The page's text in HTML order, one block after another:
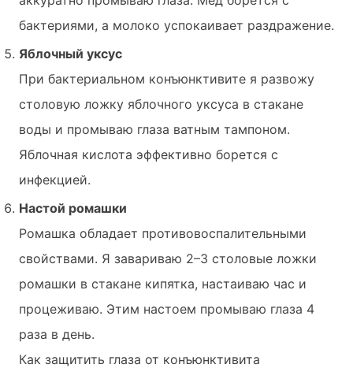
бактериями, а молоко успокаивает раздражение.
Яблочный уксус
При бактериальном конъюнктивите я развожу
столовую ложку яблочного уксуса в стакане
воды и промываю глаза ватным тампоном.
Яблочная кислота эффективно борется с
инфекцией.
Настой ромашки
Ромашка обладает противовоспалительными
свойствами. Я завариваю 2–3 столовые ложки
ромашки в стакане кипятка, настаиваю час и
процеживаю. Этим настоем промываю глаза 4
раза в день.
Как защитить глаза от конъюнктивита